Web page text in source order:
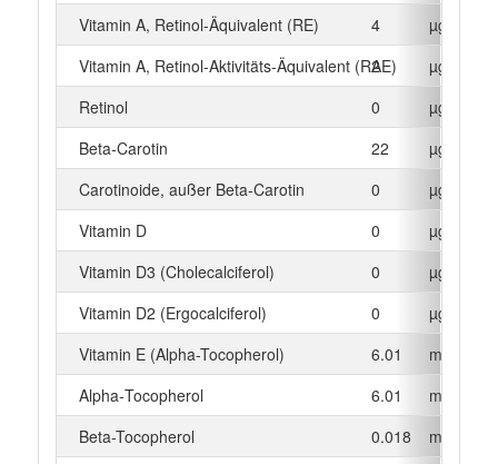
Vitamin A, Retinol-Äquivalent (RE)
4
µg
Vitamin A, Retinol-Aktivitäts-Äquivalent (RAE)
2
µg
Retinol
0
µg
Beta‑Carotin
22
µg
Carotinoide, außer Beta-Carotin
0
µg
Vitamin D
0
µg
Vitamin D3 (Cholecalciferol)
0
µg
Vitamin D2 (Ergocalciferol)
0
µg
Vitamin E (Alpha-Tocopherol)
6.01
mg
Alpha‑Tocopherol
6.01
mg
Beta-Tocopherol
0.018
mg